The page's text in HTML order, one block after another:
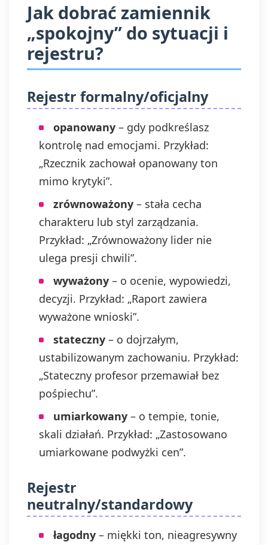
Jak dobrać zamiennik
„spokojny” do sytuacji i
rejestru?
Rejestr formalny/oficjalny
opanowany – gdy podkreślasz
kontrolę nad emocjami. Przykład:
„Rzecznik zachował opanowany ton
mimo krytyki”.
zrównoważony – stała cecha
charakteru lub styl zarządzania.
Przykład: „Zrównoważony lider nie
ulega presji chwili”.
wyważony – o ocenie, wypowiedzi,
decyzji. Przykład: „Raport zawiera
wyważone wnioski”.
stateczny – o dojrzałym,
ustabilizowanym zachowaniu. Przykład:
„Stateczny profesor przemawiał bez
pośpiechu”.
umiarkowany – o tempie, tonie,
skali działań. Przykład: „Zastosowano
umiarkowane podwyżki cen”.
Rejestr
neutralny/standardowy
łagodny – miękki ton, nieagresywny